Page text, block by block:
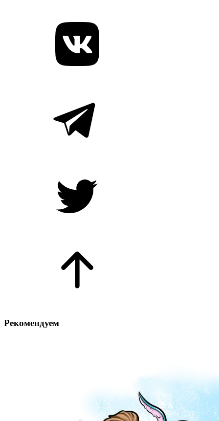
Рекомендуем